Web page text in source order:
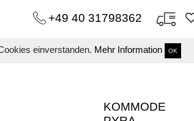
einverstanden. Mehr Information OK
+49 40 31798362
KOMMODE